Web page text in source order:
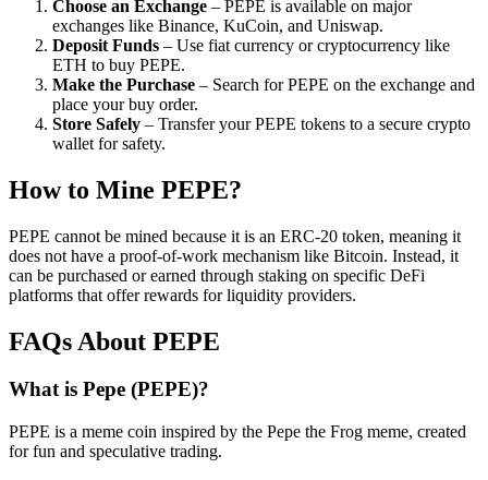
Choose an Exchange – PEPE is available on major
exchanges like Binance, KuCoin, and Uniswap.
Deposit Funds – Use fiat currency or cryptocurrency like
ETH to buy PEPE.
Make the Purchase – Search for PEPE on the exchange and
place your buy order.
Store Safely – Transfer your PEPE tokens to a secure crypto
wallet for safety.
How to Mine PEPE?
PEPE cannot be mined because it is an ERC-20 token, meaning it
does not have a proof-of-work mechanism like Bitcoin. Instead, it
can be purchased or earned through staking on specific DeFi
platforms that offer rewards for liquidity providers.
FAQs About PEPE
What is Pepe (PEPE)?
PEPE is a meme coin inspired by the Pepe the Frog meme, created
for fun and speculative trading.